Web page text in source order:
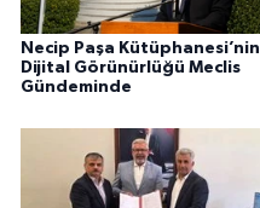
Necip Paşa Kütüphanesi’nin
Dijital Görünürlüğü Meclis
Gündeminde